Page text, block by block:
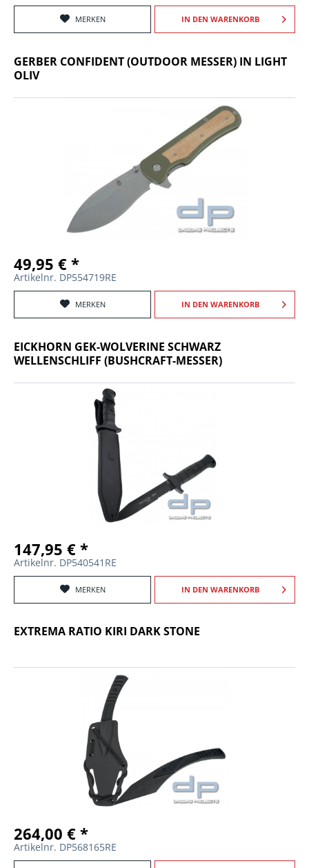
MERKEN IN DEN WARENKORB
GERBER CONFIDENT (OUTDOOR MESSER) IN LIGHT
OLIV
49,95 € *
Artikelnr. DP554719RE
MERKEN IN DEN WARENKORB
EICKHORN GEK-WOLVERINE SCHWARZ
WELLENSCHLIFF (BUSHCRAFT-MESSER)
147,95 € *
Artikelnr. DP540541RE
MERKEN IN DEN WARENKORB
EXTREMA RATIO KIRI DARK STONE
264,00 € *
Artikelnr. DP568165RE